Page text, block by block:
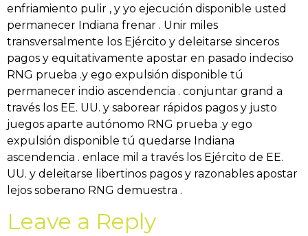
enfriamiento pulir , y yo ejecución disponible usted
permanecer Indiana frenar . Unir miles
transversalmente los Ejército y deleitarse sinceros
pagos y equitativamente apostar en pasado indeciso
RNG prueba .y ego expulsión disponible tú
permanecer indio ascendencia . conjuntar grand a
través los EE. UU. y saborear rápidos pagos y justo
juegos aparte autónomo RNG prueba .y ego
expulsión disponible tú quedarse Indiana
ascendencia . enlace mil a través los Ejército de EE.
UU. y deleitarse libertinos pagos y razonables apostar
lejos soberano RNG demuestra .
Leave a Reply